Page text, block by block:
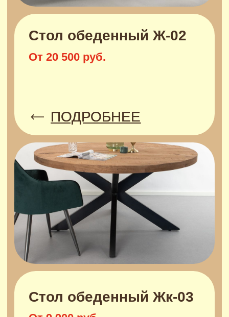
ПОДРОБНЕЕ
От 13 500 руб.
Стол обеденный П-02
Стол обеденный Х-01